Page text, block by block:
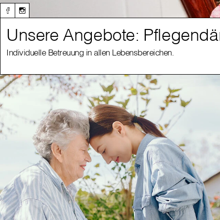
Unsere Angebote:
Individuelle Betreuung in allen Lebensbereichen.